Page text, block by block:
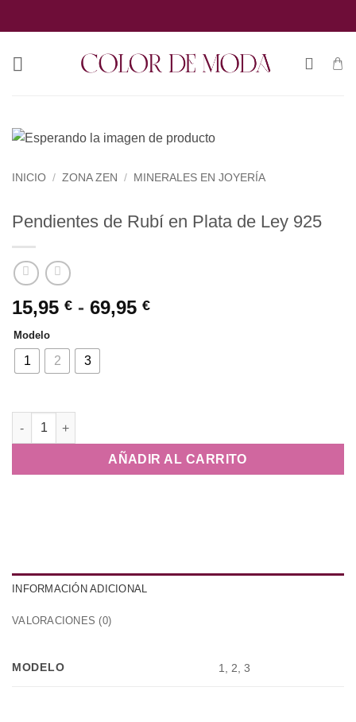
al
INICIO / ZONA ZEN / MINERALES EN JOYERÍA
Pendientes de Rubí en Plata de Ley 925
15,95 € - 69,95 €Rango
Modelo
1 2 3
Pendientes de Rubí en Plata de Ley 925 cantidad
AÑADIR AL CARRITO
INFORMACIÓN ADICIONAL
VALORACIONES (0)
MODELO 1, 2, 3